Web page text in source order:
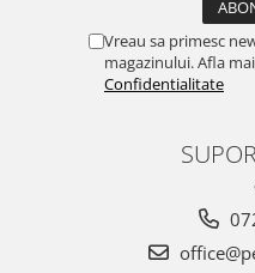
Vreau sa primesc
magazinului. Afla
Confidentialitate